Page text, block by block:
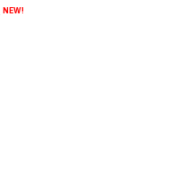
NEW!